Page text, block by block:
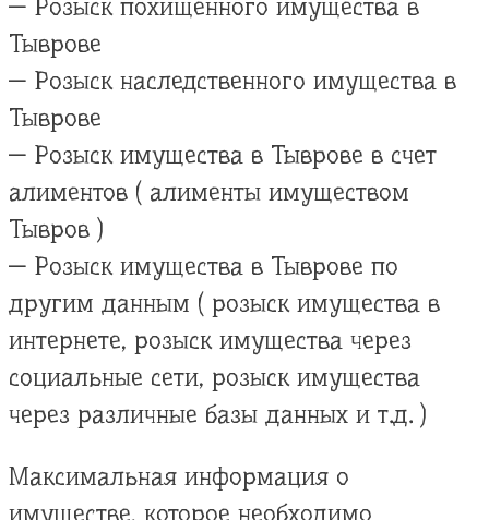
— Розыск похищенного имущества в
Тыврове
— Розыск наследственного имущества в
Тыврове
— Розыск имущества в Тыврове в счет
алиментов ( алименты имуществом
Тывров )
— Розыск имущества в Тыврове по
другим данным ( розыск имущества в
интернете, розыск имущества через
социальные сети, розыск имущества
через различные базы данных и т.д. )
Максимальная информация о
имуществе, которое необходимо